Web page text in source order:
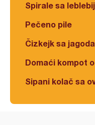
Spirale sa
Pečeno pile
Čizkejk sa
Domaći kompot
Sipani kolač sa